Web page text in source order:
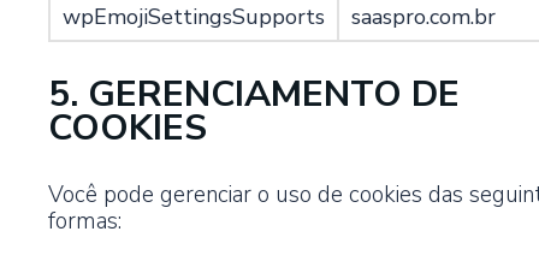
wpEmojiSettingsSupports saaspro.com.br
5. GERENCIAMENTO DE
COOKIES
Você pode gerenciar o uso de cookies das
formas: